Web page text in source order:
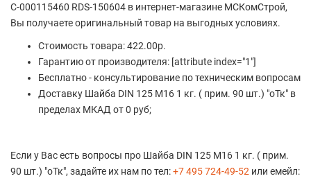
С-000115460 RDS-150604 в интернет-магазине МСКомСтрой,
Вы получаете оригинальный товар на выгодных условиях.
Стоимость товара: 422.00р.
Гарантию от производителя: [attribute index="1"]
Бесплатно - консультирование по техническим вопросам
Доставку Шайба DIN 125 M16 1 кг. ( прим. 90 шт.) "оТк" в
пределах МКАД от 0 руб;
Если у Вас есть вопросы про Шайба DIN 125 M16 1 кг. ( прим.
90 шт.) "оТк", задайте их нам по тел:+7 495 724-49-52 или емейл: